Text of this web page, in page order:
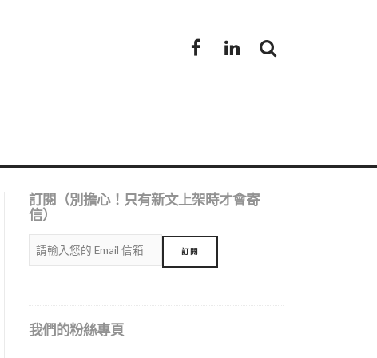
FacebookLinkedIn
訂閱（別擔心！只有新文上架時才會寄
信）
我們的粉絲專頁